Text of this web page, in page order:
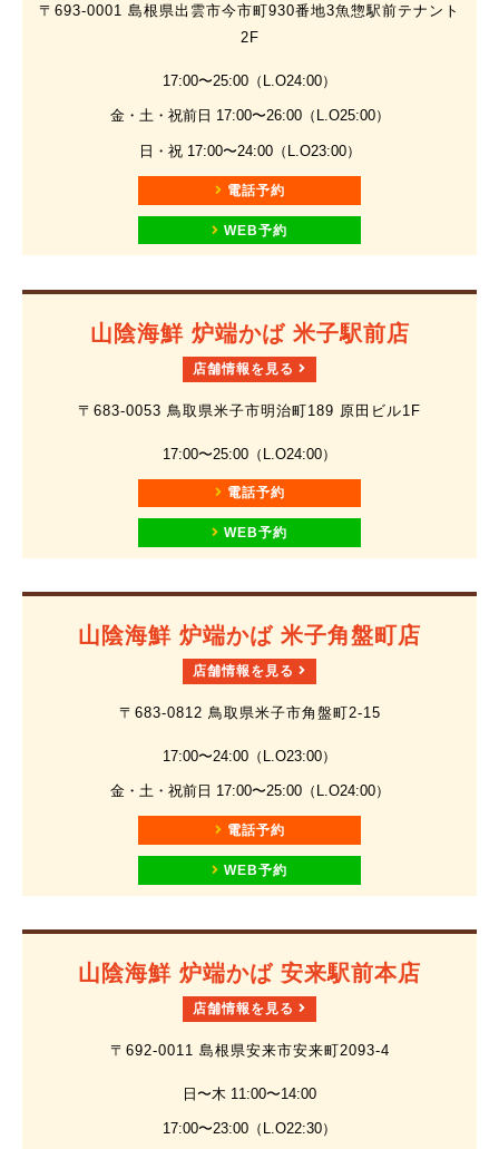
〒693-0001 島根県出雲市今市町930番地3魚惣駅前テナント
2F
17:00〜25:00（L.O24:00）
金・土・祝前日 17:00〜26:00（L.O25:00）
日・祝 17:00〜24:00（L.O23:00）
電話予約
WEB予約
山陰海鮮 炉端かば 米子駅前店
店舗情報を見る
〒683-0053 鳥取県米子市明治町189 原田ビル1F
17:00〜25:00（L.O24:00）
電話予約
WEB予約
山陰海鮮 炉端かば 米子角盤町店
店舗情報を見る
〒683-0812 鳥取県米子市角盤町2-15
17:00〜24:00（L.O23:00）
金・土・祝前日 17:00〜25:00（L.O24:00）
電話予約
WEB予約
山陰海鮮 炉端かば 安来駅前本店
店舗情報を見る
〒692-0011 島根県安来市安来町2093-4
日〜木 11:00〜14:00
17:00〜23:00（L.O22:30）